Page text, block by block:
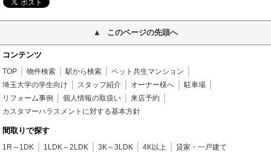
このページの先頭へ
コンテンツ
TOP 物件検索 駅から検索
ペット共生マンション
埼玉大学の学生向け
スタッフ紹介 オーナー様へ
駐車場
リフォーム事例
個人情報の取扱い
来店予約
カスタマーハラスメントに対する基本方針
間取りで探す
1R～1DK 1LDK～2LDK 3K～3LDK 4K以上 貸家・一戸建て